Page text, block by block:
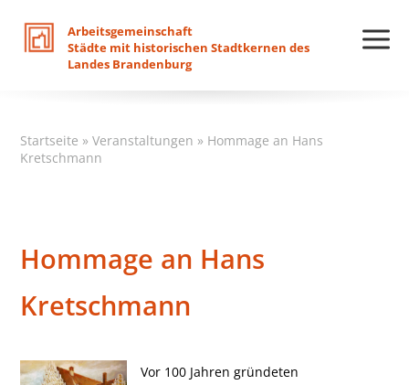
Arbeitsgemeinschaft
Städte mit historischen Stadtkernen des
Landes Brandenburg
Startseite »Veranstaltungen » Hommage an Hans
Kretschmann
Hommage an Hans
Kretschmann
Vor 100 Jahren gründeten